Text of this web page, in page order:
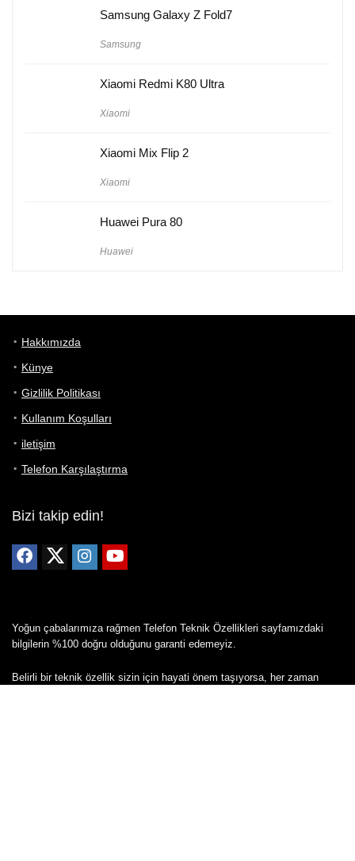
Samsung Galaxy Z Fold7
Samsung
Xiaomi Redmi K80 Ultra
Xiaomi
Xiaomi Mix Flip 2
Xiaomi
Huawei Pura 80
Huawei
Hakkımızda
Künye
Gizlilik Politikası
Kullanım Koşulları
iletişim
Telefon Karşılaştırma
Bizi takip edin!
Yoğun çabalarımıza rağmen Telefon Teknik Özellikleri sayfamızdaki
bilgilerin %100 doğru olduğunu garanti edemeyiz.
Belirli bir teknik özellik sizin için hayati önem taşıyorsa, her zaman